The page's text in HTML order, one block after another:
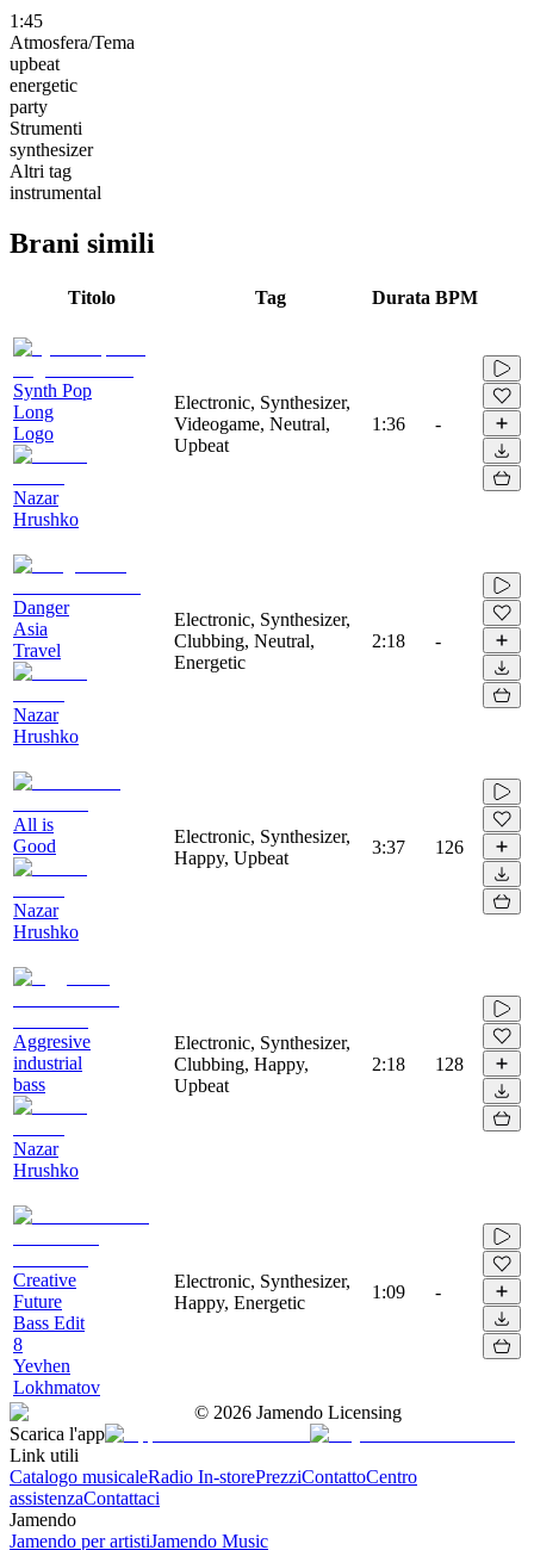
1:45
Atmosfera/Tema
upbeat
energetic
party
Strumenti
synthesizer
Altri tag
instrumental
Brani simili
Titolo Tag Durata BPM
Synth Pop
Long
Logo
Nazar
Hrushko
Electronic, Synthesizer,
Videogame, Neutral,
Upbeat
1:36 -
Danger
Asia
Travel
Nazar
Hrushko
Electronic, Synthesizer,
Clubbing, Neutral,
Energetic
2:18 -
All is
Good
Nazar
Hrushko
Electronic, Synthesizer,
Happy, Upbeat
3:37 126
Aggresive
industrial
bass
Nazar
Hrushko
Electronic, Synthesizer,
Clubbing, Happy,
Upbeat
2:18 128
Creative
Future
Bass Edit
8
Yevhen
Lokhmatov
Electronic, Synthesizer,
Happy, Energetic
1:09 -
© 2026 Jamendo Licensing
Scarica l'app
Link utili
Catalogo musicaleRadio In-storePrezziContattoCentro
assistenzaContattaci
Jamendo
Jamendo per artistiJamendo Music